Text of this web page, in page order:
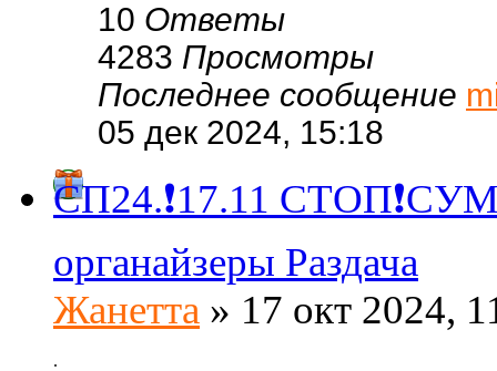
10 Ответы
4283 Просмотры
Последнее сообщение
05 дек 2024, 15:18
СП24.❗️17.11
органайзеры Раздача
Жанетта » 17 окт 2024,
.